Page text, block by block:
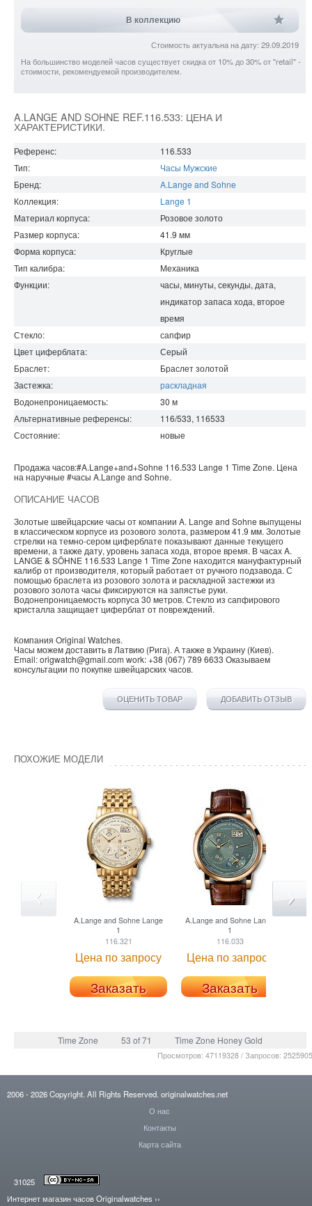
В коллекцию
Стоимость актуальна на дату: 29.09.2019
На большинство моделей часов существует скидка от 10% до 30% от "retail" -
стоимости, рекомендуемой производителем.
A.LANGE AND SOHNE REF.116.533: ЦЕНА И
ХАРАКТЕРИСТИКИ.
Референс:
116.533
Тип:
Часы Мужские
Бренд:
A.Lange and Sohne
Коллекция:
Lange 1
Материал корпуса:
Розовое золото
Размер корпуса:
41.9 мм
Форма корпуса:
Круглые
Тип калибра:
Механика
Функции:
часы, минуты, секунды, дата,
индикатор запаса хода, второе
время
Стекло:
сапфир
Цвет циферблата:
Серый
Браслет:
Браслет золотой
Застежка:
раскладная
Водонепроницаемость: 30 м
Альтернативные референсы:
116/533, 116533
Состояние:
новые
Продажа часов:#A.Lange+and+Sohne 116.533 Lange 1 Time Zone. Цена
на наручные #часы A.Lange and Sohne.
ОПИСАНИЕ ЧАСОВ
Золотые швейцарские часы от компании A. Lange and Sohne выпущены
в классическом корпусе из розового золота, размером 41.9 мм. Золотые
стрелки на темно-сером циферблате показывают данные текущего
времени, а также дату, уровень запаса хода, второе время. В часах A.
LANGE & SÖHNE 116.533 Lange 1 Time Zone находится мануфактурный
калибр от производителя, который работает от ручного подзавода. С
помощью браслета из розового золота и раскладной застежки из
розового золота часы фиксируются на запястье руки.
Водонепроницаемость корпуса 30 метров. Стекло из сапфирового
кристалла защищает циферблат от повреждений.
Компания Original Watches.
Часы можем доставить в Латвию (Рига). А также вУкраину (Киев).
Email:origwatch@gmail.com work:+38 (067) 789 6633 Оказываем
консультации по покупке швейцарских часов.
ОЦЕНИТЬ ТОВАР ДОБАВИТЬ ОТЗЫВ
ПОХОЖИЕ МОДЕЛИ
A.Lange and Sohne Lange
1
116.321
Цена по запросу
Заказать
A.Lange and Sohne Lange
1
116.033
Цена по запросу
Заказать
Time Zone 53 of 71 Time Zone Honey Gold
Просмотров: 47119328 / Запросов:
2006- 2026Copyright. All Rights Reserved. originalwatches.net
О нас
Контакты
Карта сайта
31025
Интернет магазин часов Originalwatches ››